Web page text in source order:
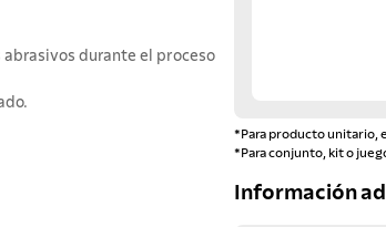
durante el proceso
*Para producto unitario,
*Para conjunto, kit o
Información